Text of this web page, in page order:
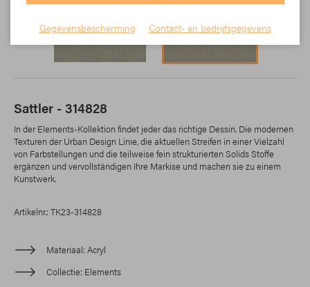
Sattler - 314828
In der Elements-Kollektion findet jeder das richtige Dessin. Die modernen
Texturen der Urban Design Linie, die aktuellen Streifen in einer Vielzahl
von Farbstellungen und die teilweise fein strukturierten Solids Stoffe
ergänzen und vervollständigen Ihre Markise und machen sie zu einem
Kunstwerk.
Artikelnr.: TK23-314828
Materiaal Acryl
Collectie Elements
Gegevensbescherming Contact- en bedrijfsgegevens